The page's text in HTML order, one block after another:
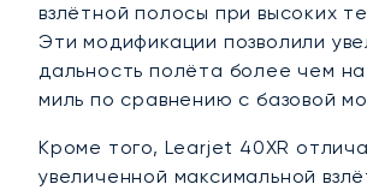
взлётной полосы при высоких
Эти модификации позволили
дальность полёта более чем
миль по сравнению с базовой
Кроме того, Learjet 40XR
увеличенной максимальной